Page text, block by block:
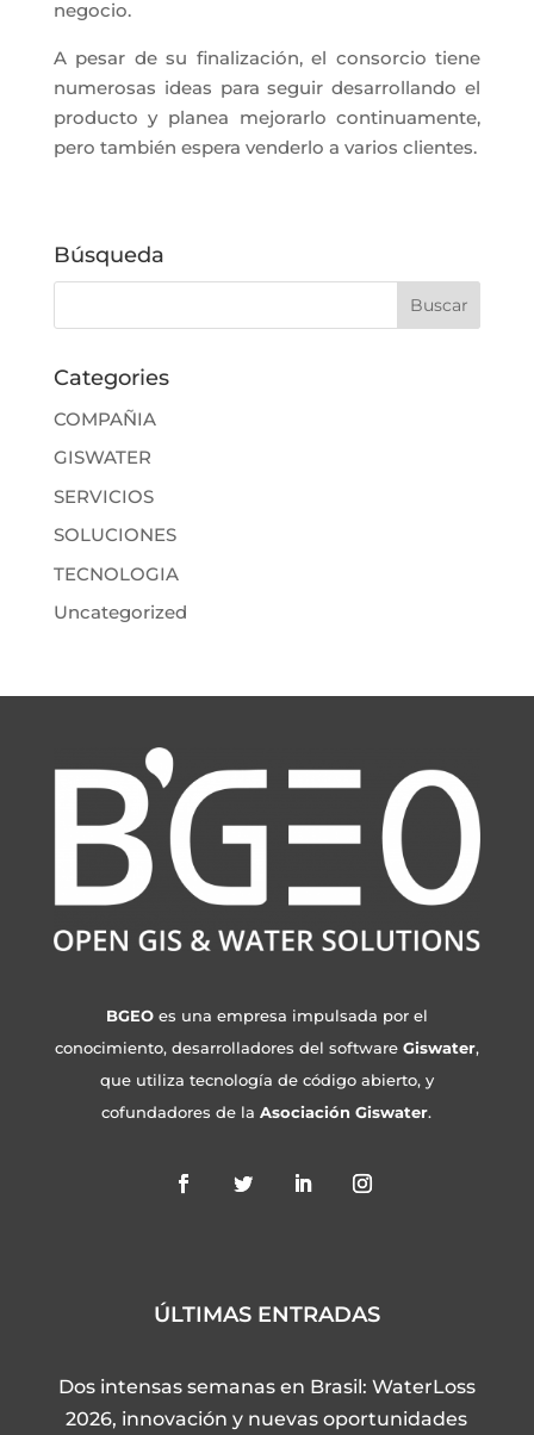
negocio.
A pesar de su finalización, el consorcio tiene
numerosas ideas para seguir desarrollando el
producto y planea mejorarlo continuamente,
pero también espera venderlo a varios clientes.
Búsqueda
Categories
COMPAÑIA
GISWATER
SERVICIOS
SOLUCIONES
TECNOLOGIA
Uncategorized
BGEO es una empresa impulsada por el
conocimiento, desarrolladores del software Giswater,
que utiliza tecnología de código abierto, y
cofundadores de laAsociación Giswater.
ÚLTIMAS ENTRADAS
Dos intensas semanas en Brasil: WaterLoss
2026, innovación y nuevas oportunidades